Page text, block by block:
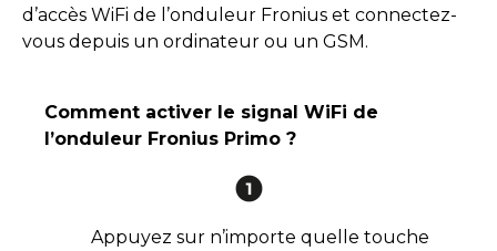
d’accès WiFi de l’onduleur Fronius et connectez-
vous depuis un ordinateur ou un GSM.
Comment activer le signal WiFi de
l’onduleur Fronius Primo ?
Appuyez sur n’importe quelle touche